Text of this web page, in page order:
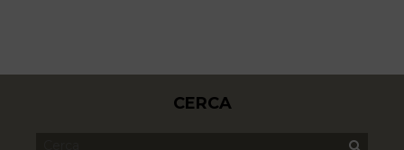
CERCA